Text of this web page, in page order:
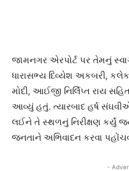
જામનગર એરપોર્ટ પર તેમનું
ધારાસભ્ય દિવ્યેશ અકબરી,
મોદી, આઈજી નિર્લિપ્ત રાય
આવ્યું હતું. ત્યારબાદ હર્ષ
લઈને તે સ્થળનું નિરીક્ષણ કર્યું
જનતાને અભિવાદન કરવા
-